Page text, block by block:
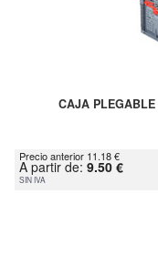
CAJA
Precio anterior 11.18 €
A partir de: 9.50 €
SIN IVA